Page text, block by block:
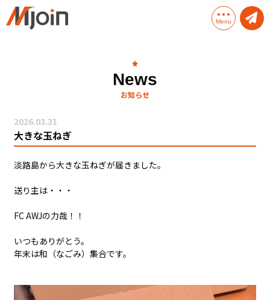
Mjoinソリューション
会社概要
Menu
News
お知らせ
2026.03.31
大きな玉ねぎ
淡路島から大きな玉ねぎが届きました。
送り主は・・・
FC AWJの力哉！！
いつもありがとう。
年末は和（なごみ）集合です。